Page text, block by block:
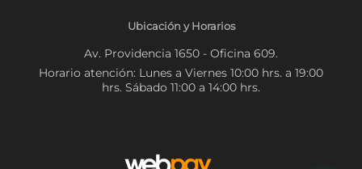
Ubicación y Horarios
Av. Providencia 1650 - Oficina 609.
Horario atención: Lunes a Viernes 10:00 hrs. a 19:00
hrs. Sábado 11:00 a 14:00 hrs.